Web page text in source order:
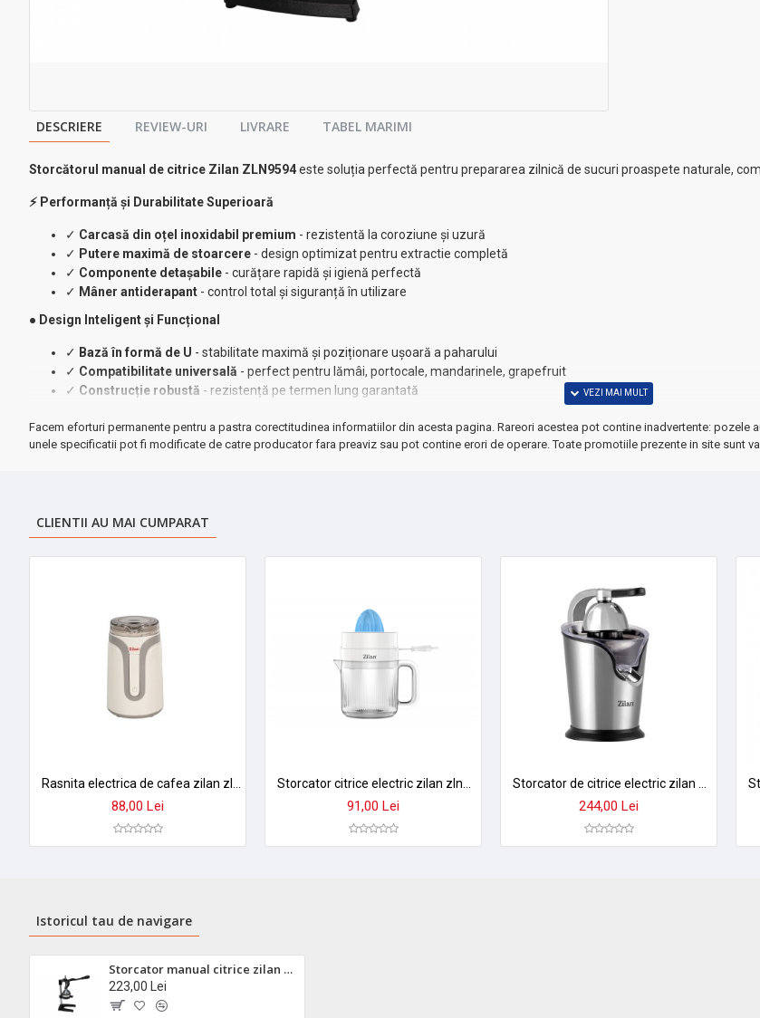
DESCRIERE REVIEW-URI LIVRARE TABEL MARIMI
Storcătorul manual de citrice Zilan ZLN9594este soluția perfectă pentru prepararea zilnică de sucuri proaspete naturale,
⚡ Performanță și Durabilitate Superioară
✓ Carcasă din oțel inoxidabil premium - rezistentă la coroziune și uzură
✓ Putere maximă de stoarcere - design optimizat pentru extractie completă
✓ Componente detașabile - curățare rapidă și igienă perfectă
✓ Mâner antiderapant - control total și siguranță în utilizare
● Design Inteligent și Funcțional
✓ Bază în formă de U - stabilitate maximă și poziționare ușoară a paharului
✓ Compatibilitate universală - perfect pentru lămâi, portocale, mandarinele, grapefruit
✓ Construcție robustă - rezistență pe termen lung garantată
Materialele premium și designul bine gândit fac din acest storcător un investiție inteligentă pentru bucătăria ta. Simplu de
Facem eforturi permanente pentru a pastra corectitudinea informatiilor din acesta pagina. Rareori acestea pot contine inadvertente: pozele
unele specificatii pot fi modificate de catre producator fara preaviz sau pot contine erori de operare. Toate promotiile prezente in site sunt
CLIENTII AU MAI CUMPARAT
Rasnita electrica de cafea zilan zln-7992, 150w, cuva inox 50g, design crem elegant
88,00 Lei
Storcator citrice electric zilan zln1146 - motor ac 30w, rotatie 2 directii, recipient 1,4l
91,00 Lei
Storcator de citrice electric zilan zln1765 - inox 500w, 2 conuri, antiderapant, anti-picurare
244,00 Lei
Istoricul tau de navigare
Storcator manual citrice zilan zln9594 - otel inoxidabil, putere mare stoarcere, anti-coroziune
223,00 Lei